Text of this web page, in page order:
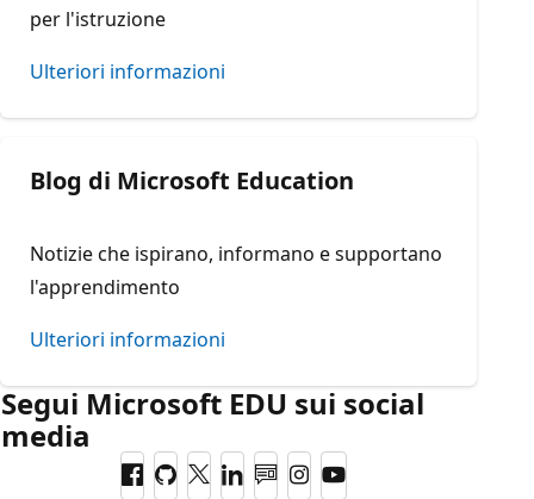
per l'istruzione
Ulteriori informazioni
Blog di Microsoft Education
Notizie che ispirano, informano e supportano
l'apprendimento
Ulteriori informazioni
Segui Microsoft EDU sui social
media
Facebook
GitHub
Twitter
LinkedIn
BlogInstagram
YouTube